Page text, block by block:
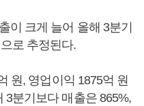
이 크게 늘어 올해 3분기
로 추정된다.
원, 영업이익 1875억 원
3분기보다 매출은 865%,